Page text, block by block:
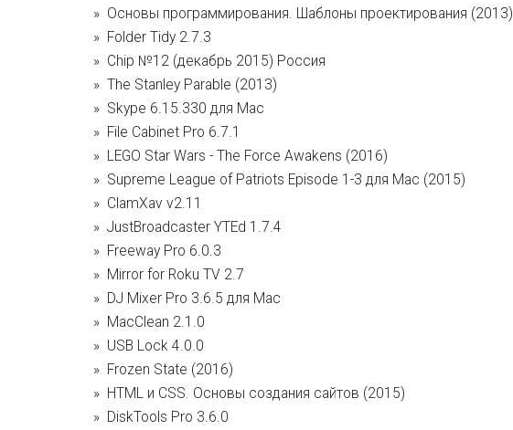
Основы программирования. Шаблоны проектирования (2013)
Folder Tidy 2.7.3
Chip №12 (декабрь 2015) Россия
The Stanley Parable (2013)
Skype 6.15.330 для Mac
File Cabinet Pro 6.7.1
LEGO Star Wars - The Force Awakens (2016)
Supreme League of Patriots Episode 1-3 для Mac (2015)
ClamXav v2.11
JustBroadcaster YTEd 1.7.4
Freeway Pro 6.0.3
Mirror for Roku TV 2.7
DJ Mixer Pro 3.6.5 для Mac
MacClean 2.1.0
USB Lock 4.0.0
Frozen State (2016)
HTML и CSS. Основы создания сайтов (2015)
DiskTools Pro 3.6.0